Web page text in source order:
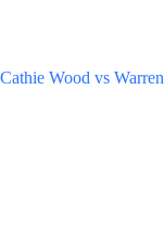
Cathie Wood vs